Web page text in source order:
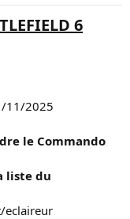
6
11/2025
le Commando
liste du
eclaireur